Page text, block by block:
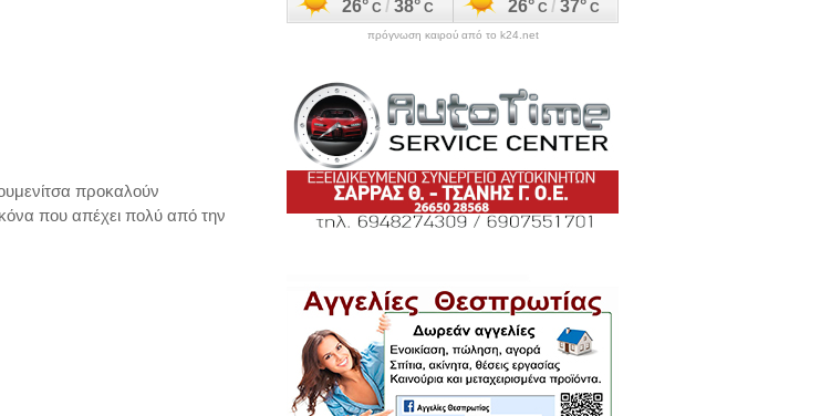
προκαλούν
που απέχει πολύ από την
πρόγνωση καιρού από το k24.net